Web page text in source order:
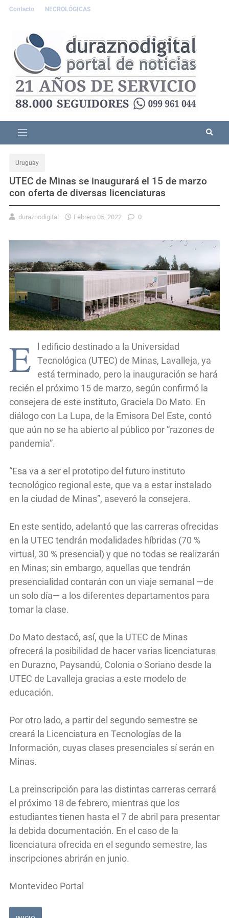
Contacto NECROLÓGICAS
Uruguay
UTEC de Minas se inaugurará el 15 de marzo
con oferta de diversas licenciaturas
duraznodigital Febrero 05, 2022 0
E
l edificio destinado a la Universidad
Tecnológica (UTEC) de Minas, Lavalleja, ya
está terminado, pero la inauguración se hará
recién el próximo 15 de marzo, según confirmó la
consejera de este instituto, Graciela Do Mato. En
diálogo con La Lupa, de la Emisora Del Este, contó
que aún no se ha abierto al público por “razones de
pandemia”.
“Esa va a ser el prototipo del futuro instituto
tecnológico regional este, que va a estar instalado
en la ciudad de Minas”, aseveró la consejera.
En este sentido, adelantó que las carreras ofrecidas
en la UTEC tendrán modalidades híbridas (70 %
virtual, 30 % presencial) y que no todas se realizarán
en Minas; sin embargo, aquellas que tendrán
presencialidad contarán con un viaje semanal —de
un solo día— a los diferentes departamentos para
tomar la clase.
Do Mato destacó, así, que la UTEC de Minas
ofrecerá la posibilidad de hacer varias licenciaturas
en Durazno, Paysandú, Colonia o Soriano desde la
UTEC de Lavalleja gracias a este modelo de
educación.
Por otro lado, a partir del segundo semestre se
creará la Licenciatura en Tecnologías de la
Información, cuyas clases presenciales sí serán en
Minas.
La preinscripción para las distintas carreras cerrará
el próximo 18 de febrero, mientras que los
estudiantes tienen hasta el 7 de abril para presentar
la debida documentación. En el caso de la
licenciatura ofrecida en el segundo semestre, las
inscripciones abrirán en junio.
Montevideo Portal